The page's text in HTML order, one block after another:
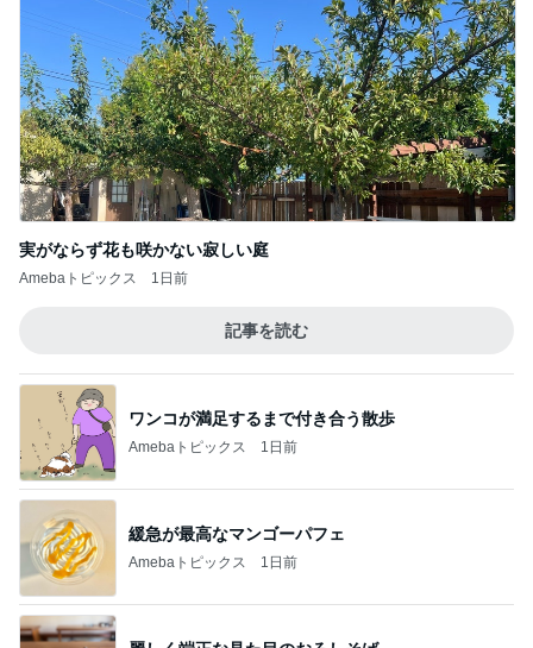
実がならず花も咲かない寂しい庭
Amebaトピックス 1日前
記事を読む
ワンコが満足するまで付き合う散歩
Amebaトピックス 1日前
緩急が最高なマンゴーパフェ
Amebaトピックス 1日前